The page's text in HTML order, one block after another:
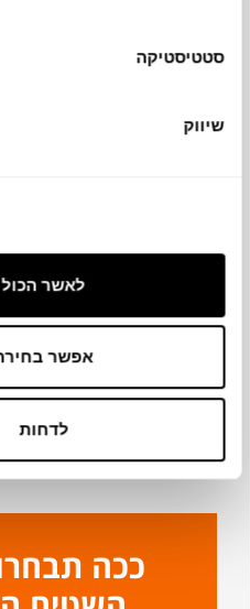
סטטיסטיקה
שיווק
לאשר הכול
אפשר
לדחות
מותג
מידות
מידע על חומרים
מק"ט
פרטים נוספים
ככה